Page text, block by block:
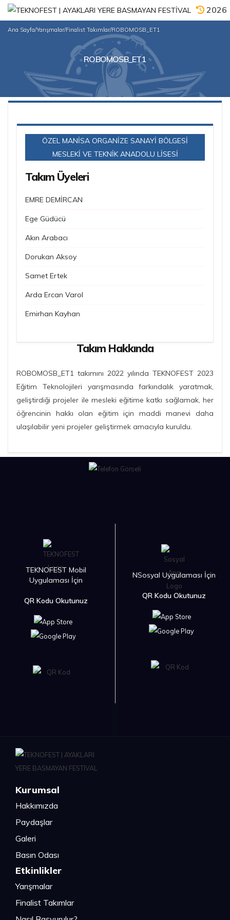
2026
Ana Sayfa/Yarışmalar/Finalist Takımlar/ROBOMOSB_ET1
ROBOMOSB_ET1
ÖZEL MANİSA ORGANİZE SANAYİ BÖLGESİ
MESLEKİ VE TEKNİK ANADOLU LİSESİ
Takım Üyeleri
EMRE DEMİRCAN
Ege Güdücü
Akın Arabacı
Dorukan Aksoy
Samet Ertek
Arda Ercan Varol
Emirhan Kayhan
Takım Hakkında
ROBOMOSB_ET1 takımını 2022 yılında TEKNOFEST 2023
Eğitim Teknolojileri yarışmasında farkındalık yaratmak,
geliştirdiği projeler ile mesleki eğitime katkı sağlamak, her
öğrencinin hakkı olan eğitim için maddi manevi daha
ulaşılabilir yeni projeler geliştirmek amacıyla kuruldu.
TEKNOFEST Mobil
Uygulaması İçin
QR Kodu Okutunuz
NSosyal Uygulaması İçin
QR Kodu Okutunuz
Kurumsal
Hakkımızda
Paydaşlar
Galeri
Basın Odası
Etkinlikler
Yarışmalar
Finalist Takımlar